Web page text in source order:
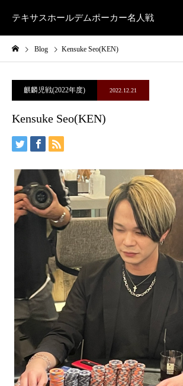
テキサスホールデムポーカー名人戦
Blog Kensuke Seo(KEN)
麒麟児戦(2022年度) 2022.12.21
Kensuke Seo(KEN)